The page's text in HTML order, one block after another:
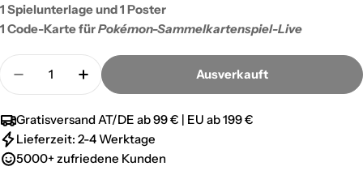
1 Spielunterlage und 1 Poster
1 Code-Karte fürPokémon-Sammelkartenspiel-Live
Menge
Menge für Pokemon 2022 World Championship
Menge für Pokemon 2022 World
Ausverkauft
Gratisversand AT/DE ab 99 € | EU ab 199 €
Lieferzeit: 2-4 Werktage
5000+ zufriedene Kunden